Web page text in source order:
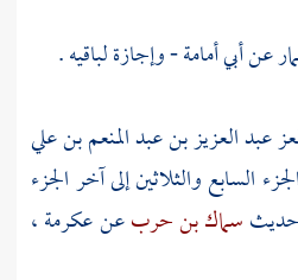
عنأبي أمامة- وإجازة لباقيه .
عبد العزيز بن عبد المنعم بن علي
السابع والثلاثين إلى آخر الجزء
سماك بن حربعنعكرمة،